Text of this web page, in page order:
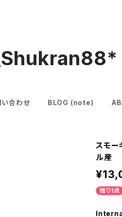
い合わせ BLOG (note)
スモー
ル産
残り1点